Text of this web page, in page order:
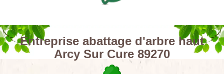
Entreprise abattage d'arbre haut
Arcy Sur Cure 89270